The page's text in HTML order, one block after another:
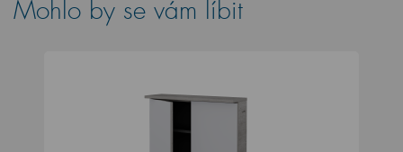
Mohlo by se vám líbit